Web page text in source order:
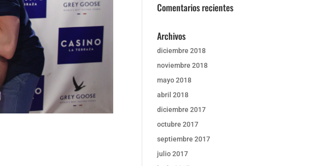
Comentarios recientes
Archivos
diciembre 2018
noviembre 2018
mayo 2018
abril 2018
diciembre 2017
octubre 2017
septiembre 2017
julio 2017